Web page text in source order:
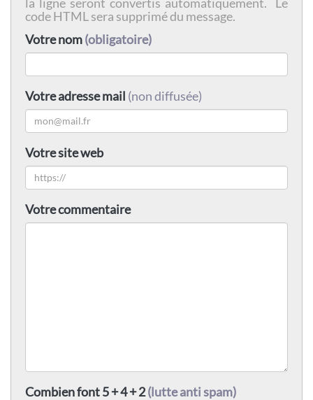
code HTML sera supprimé du message.
Votre nom(obligatoire)
Votre adresse mail (non diffusée)
Votre site web
Votre commentaire
Combien font 5 + 4 + 2(lutte anti spam)